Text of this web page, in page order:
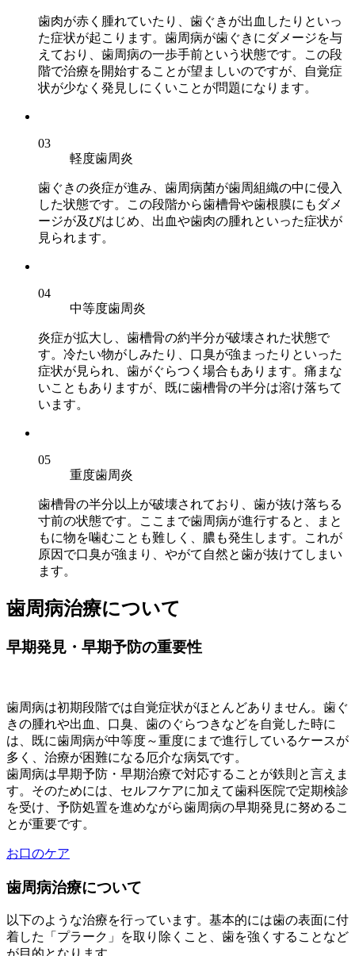
歯肉が赤く腫れていたり、歯ぐきが出血したりといっ
た症状が起こります。歯周病が歯ぐきにダメージを与
えており、歯周病の一歩手前という状態です。この段
階で治療を開始することが望ましいのですが、自覚症
状が少なく発見しにくいことが問題になります。
03
軽度歯周炎
歯ぐきの炎症が進み、歯周病菌が歯周組織の中に侵入
した状態です。この段階から歯槽骨や歯根膜にもダメ
ージが及びはじめ、出血や歯肉の腫れといった症状が
見られます。
04
中等度歯周炎
炎症が拡大し、歯槽骨の約半分が破壊された状態で
す。冷たい物がしみたり、口臭が強まったりといった
症状が見られ、歯がぐらつく場合もあります。痛まな
いこともありますが、既に歯槽骨の半分は溶け落ちて
います。
05
重度歯周炎
歯槽骨の半分以上が破壊されており、歯が抜け落ちる
寸前の状態です。ここまで歯周病が進行すると、まと
もに物を噛むことも難しく、膿も発生します。これが
原因で口臭が強まり、やがて自然と歯が抜けてしまい
ます。
歯周病治療について
早期発見・早期予防の重要性
歯周病は初期段階では自覚症状がほとんどありません。歯ぐ
きの腫れや出血、口臭、歯のぐらつきなどを自覚した時に
は、既に歯周病が中等度～重度にまで進行しているケースが
多く、治療が困難になる厄介な病気です。
歯周病は早期予防・早期治療で対応することが鉄則と言えま
す。そのためには、セルフケアに加えて歯科医院で定期検診
を受け、予防処置を進めながら歯周病の早期発見に努めるこ
とが重要です。
お口のケア
歯周病治療について
以下のような治療を行っています。基本的には歯の表面に付
着した「プラーク」を取り除くこと、歯を強くすることなど